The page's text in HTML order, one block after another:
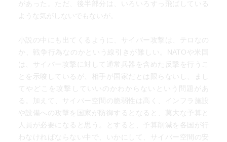
があった。ただ、後半部分は、いろいろすっ飛ばしている
ような気がしないでもないが。
小説の中にも出てくるように、サイバー攻撃は、テロなの
か、戦争行為なのかという線引きが難しい。NATOや米国
は、サイバー攻撃に対して通常兵器を含めた反撃を行うこ
とを示唆しているが、相手が国家だとは限らないし、まし
てやどこを攻撃していいのかわからないという問題があ
る。加えて、サイバー空間の脆弱性は高く、インフラ施設
や設備への攻撃を国家が防御するとなると、莫大な予算と
人員が必要になると思う。とすると、予算削減を各国が行
わなければならない中で、いかにして、サイバー空間の安